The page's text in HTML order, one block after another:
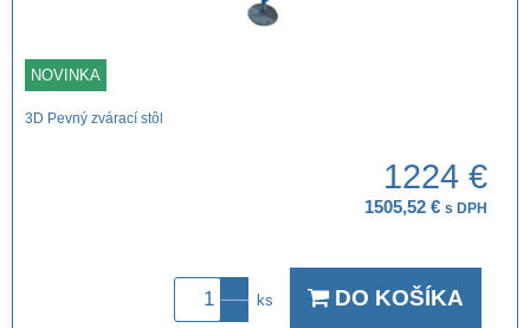
NOVINKA
3D Pevný zvárací stôl
1224 €
1505,52 € s DPH
ks DO KOŠÍKA